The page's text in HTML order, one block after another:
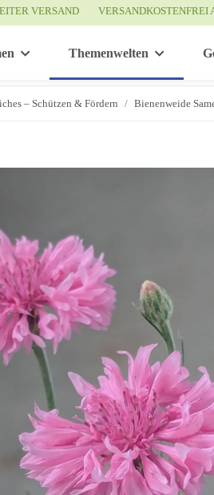
VERSAND VERSANDKOSTENFREI
Themenwelten
– Schützen & Fördern Bienenweide